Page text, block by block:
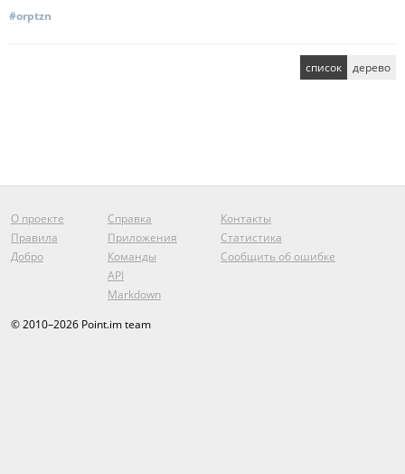
#orptzn
список дерево
О проекте
Правила
Добро
Справка
Приложения
Команды
API
Markdown
Контакты
Статистика
Сообщить об ошибке
© 2010–2026 Point.im team